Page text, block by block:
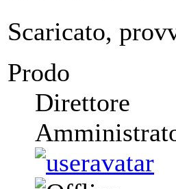
Scaricato,
Prodo
Direttore